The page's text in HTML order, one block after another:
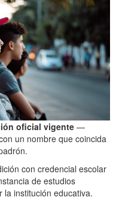
oficial vigente —
un nombre que coincida
con credencial escolar
de estudios
institución educativa.